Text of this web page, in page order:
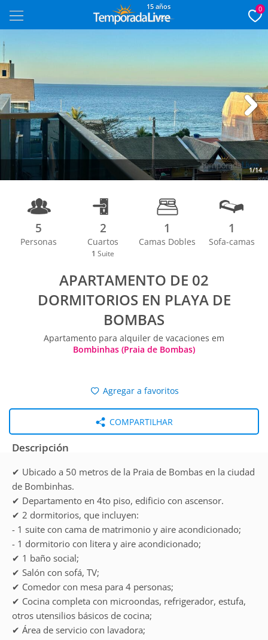
15 años 0
1/14
Next
5
Personas
2
Cuartos
1 Suite
1
Camas Dobles
1
Sofa-camas
APARTAMENTO DE 02
DORMITORIOS EN PLAYA DE
BOMBAS
Apartamento para alquiler de vacaciones em
Bombinhas (Praia de Bombas)
Agregar a favoritos
COMPARTILHAR
Descripción
✔ Ubicado a 50 metros de la Praia de Bombas en la ciudad
de Bombinhas.
✔ Departamento en 4to piso, edificio con ascensor.
✔ 2 dormitorios, que incluyen:
- 1 suite con cama de matrimonio y aire acondicionado;
- 1 dormitorio con litera y aire acondicionado;
✔ 1 baño social;
✔ Salón con sofá, TV;
✔ Comedor con mesa para 4 personas;
✔ Cocina completa con microondas, refrigerador, estufa,
otros utensilios básicos de cocina;
✔ Área de servicio con lavadora;